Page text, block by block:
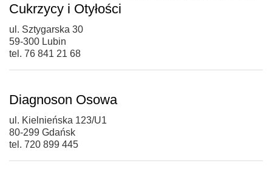
Cukrzycy i Otyłości
ul. Sztygarska 30
59-300 Lubin
tel. 76 841 21 68
Diagnoson Osowa
ul. Kielnieńska 123/U1
80-299 Gdańsk
tel. 720 899 445